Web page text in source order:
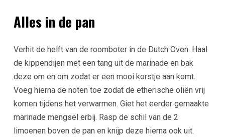
Alles in de pan
Verhit de helft van de roomboter in de Dutch Oven. Haal
de kippendijen met een tang uit de marinade en bak
deze om en om zodat er een mooi korstje aan komt.
Voeg hierna de noten toe zodat de etherische oliën vrij
komen tijdens het verwarmen. Giet het eerder gemaakte
marinade mengsel erbij. Rasp de schil van de 2
limoenen boven de pan en knijp deze hierna ook uit.